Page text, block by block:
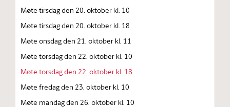
Møte tirsdag den 20. oktober kl. 10
Møte tirsdag den 20. oktober kl. 18
Møte onsdag den 21. oktober kl. 11
Møte torsdag den 22. oktober kl. 10
Møte torsdag den 22. oktober kl. 18
Møte fredag den 23. oktober kl. 10
Møte mandag den 26. oktober kl. 10